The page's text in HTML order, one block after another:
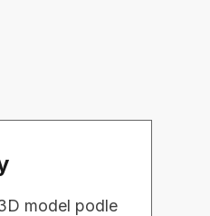
model podle